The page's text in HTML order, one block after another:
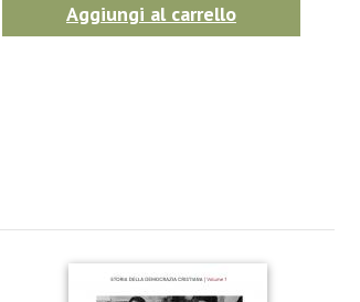
Aggiungi al carrello